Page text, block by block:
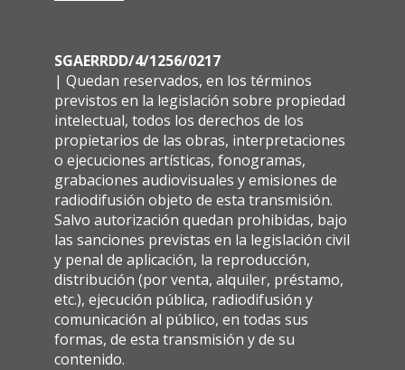
SGAERRDD/4/1256/0217
| Quedan reservados, en los términos
previstos en la legislación sobre propiedad
intelectual, todos los derechos de los
propietarios de las obras, interpretaciones
o ejecuciones artísticas, fonogramas,
grabaciones audiovisuales y emisiones de
radiodifusión objeto de esta transmisión.
Salvo autorización quedan prohibidas, bajo
las sanciones previstas en la legislación civil
y penal de aplicación, la reproducción,
distribución (por venta, alquiler, préstamo,
etc.), ejecución pública, radiodifusión y
comunicación al público, en todas sus
formas, de esta transmisión y de su
contenido.